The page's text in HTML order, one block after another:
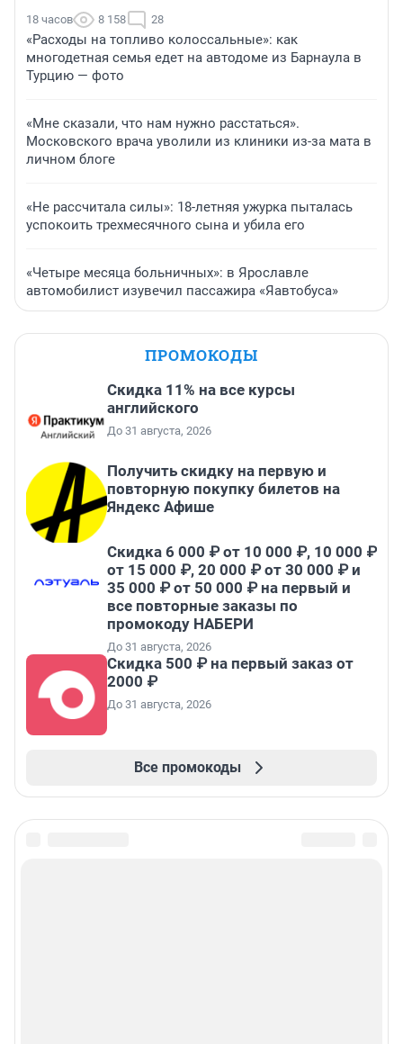
18 часов 8 158 28
«Расходы на топливо колоссальные»: как
многодетная семья едет на автодоме из Барнаула в
Турцию — фото
«Мне сказали, что нам нужно расстаться».
Московского врача уволили из клиники из-за мата в
личном блоге
«Не рассчитала силы»: 18-летняя ужурка пыталась
успокоить трехмесячного сына и убила его
«Четыре месяца больничных»: в Ярославле
автомобилист изувечил пассажира «Яавтобуса»
ПРОМОКОДЫ
Скидка 11% на все курсы
английского
До 31 августа, 2026
Получить скидку на первую и
повторную покупку билетов на
Яндекс Афише
Скидка 6 000 ₽ от 10 000 ₽, 10 000 ₽
от 15 000 ₽, 20 000 ₽ от 30 000 ₽ и
35 000 ₽ от 50 000 ₽ на первый и
все повторные заказы по
промокоду НАБЕРИ
До 31 августа, 2026
Скидка 500 ₽ на первый заказ от
2000 ₽
До 31 августа, 2026
Все промокоды